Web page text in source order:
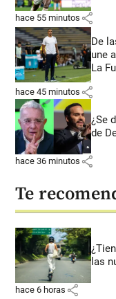
hace 55 minutos share
De
une
La
hace 45 minutos share
¿Se
de
hace 36 minutos share
Te
las
hace 6 horas share